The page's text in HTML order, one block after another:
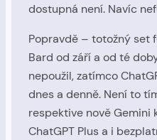
dostupná není. Navíc
Popravdě – totožný set
Bard od září a od té
nepoužil, zatímco
dnes a denně. Není to
respektive nově Gemini
ChatGPT Plus a i